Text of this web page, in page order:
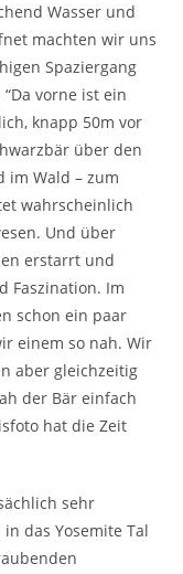
Wasser und
machten wir uns
Spaziergang
vorne ist ein
knapp 50m vor
über den
im Wald – zum
wahrscheinlich
Und über
erstarrt und
Faszination. Im
schon ein paar
einem so nah. Wir
aber gleichzeitig
der Bär einfach
hat die Zeit
sehr
das Yosemite Tal